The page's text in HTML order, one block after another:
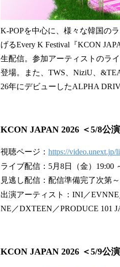
K-POPを中心に、様々な韓国の
げるEvery K Festival『KCON
生配信。参加アーティストのラ
登場。また、TWS、NiziU、
26年にデビューしたALPHA
KCON JAPAN 2026 ＜5/8公
視聴ページ： https://
ライブ配信：5月8日（金）19:00
見逃し配信：配信準備完了次第
出演アーティスト：INI／EVNNE
NE／DXTEEN／PRODUCE 101
KCON JAPAN 2026 ＜5/9公